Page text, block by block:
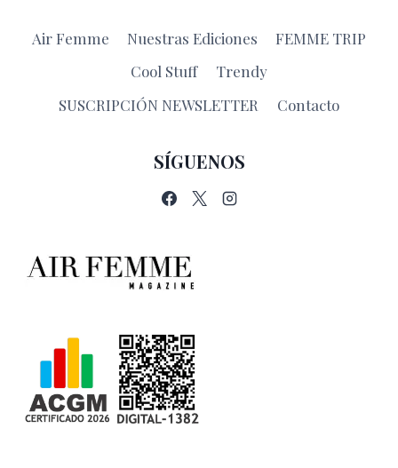
Air Femme Nuestras Ediciones
FEMME TRIP
Cool Stuff
Trendy
SUSCRIPCIÓN NEWSLETTER
Contacto
SÍGUENOS